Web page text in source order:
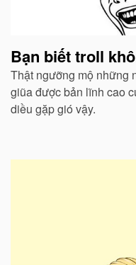
Bạn biết troll
Thật ngưỡng mộ những
giũa được bản lĩnh cao
diều gặp gió vậy.